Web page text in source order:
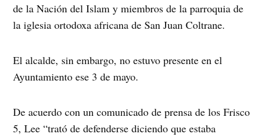
de la Nación del Islam y miembros de la parroquia de
la iglesia ortodoxa africana de San Juan Coltrane.
El alcalde, sin embargo, no estuvo presente en el
Ayuntamiento ese 3 de mayo.
De acuerdo con un comunicado de prensa de los Frisco
5, Lee “trató de defenderse diciendo que estaba